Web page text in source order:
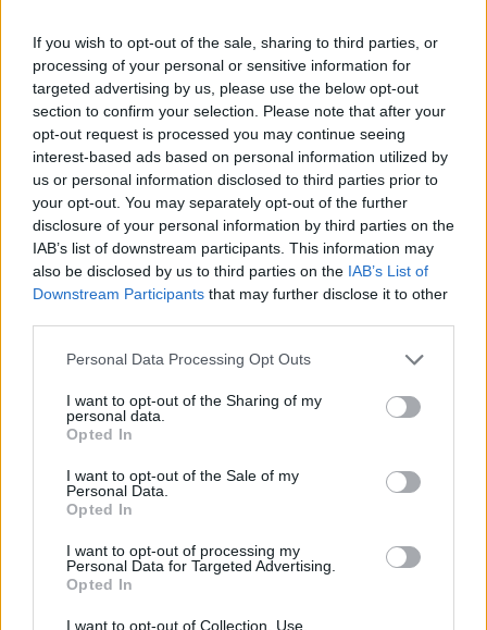
If you wish to opt-out of the sale, sharing to third parties, or
processing of your personal or sensitive information for
targeted advertising by us, please use the below opt-out
section to confirm your selection. Please note that after your
opt-out request is processed you may continue seeing
interest-based ads based on personal information utilized by
us or personal information disclosed to third parties prior to
your opt-out. You may separately opt-out of the further
disclosure of your personal information by third parties on the
IAB’s list of downstream participants. This information may
also be disclosed by us to third parties on the IAB’s List of
Downstream Participants that may further disclose it to other
Personal Data Processing Opt Outs
I want to opt-out of the Sharing of my
personal data.
Opted In
I want to opt-out of the Sale of my
Personal Data.
Opted In
I want to opt-out of processing my
Personal Data for Targeted Advertising.
Opted In
I want to opt-out of Collection, Use,
Cueto y Albareda, donde recuperan su itinerario.
Guaguas Municipales facilita el uso
del transporte público para turistas
al incorporar la tarjeta Live en su
aplicativo para móviles
11/12/2024
Guaguas Municipales amplía el abanico de posibilidades
transporte incorpora desde este miércoles en su
turística Live, que permite viajar sin límite uno o tres
días en todas las líneas regulares, al tiempo que habilita
su compra virtual en la web corporativa
de uno de los 16 proyectos de la compañía municipal de
transporte financiados con 7,6 millones de euros por el...
Guaguas Municipales destaca el
talento artístico de doce escolares